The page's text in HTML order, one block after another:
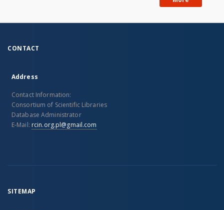
CONTACT
Address
Contact Information:
Consortium of Scientific Libraries
Database Administrator
E-Mail: rcin.org.pl@gmail.com
SITEMAP